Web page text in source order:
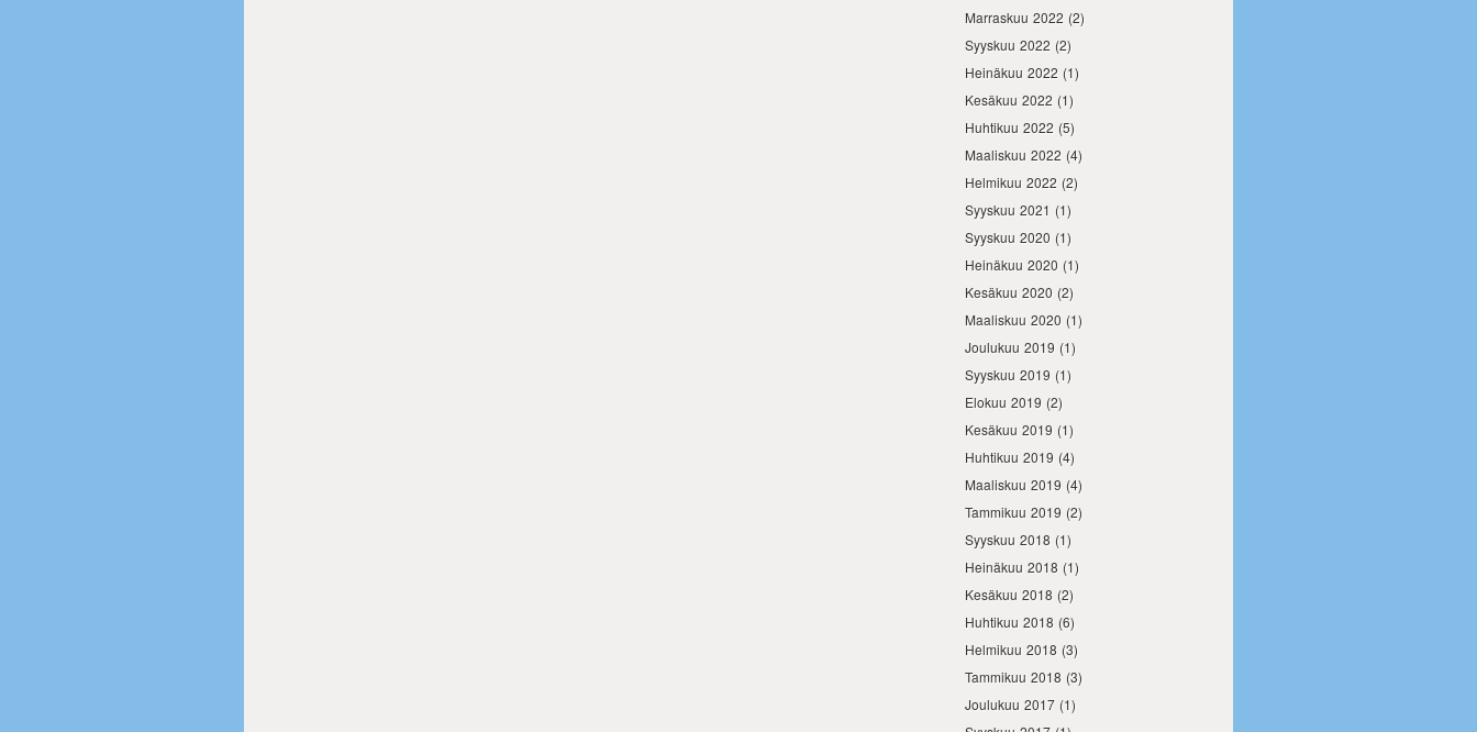
Marraskuu 2022 (2)
Syyskuu 2022 (2)
Heinäkuu 2022 (1)
Kesäkuu 2022 (1)
Huhtikuu 2022 (5)
Maaliskuu 2022 (4)
Helmikuu 2022 (2)
Syyskuu 2021 (1)
Syyskuu 2020 (1)
Heinäkuu 2020 (1)
Kesäkuu 2020 (2)
Maaliskuu 2020 (1)
Joulukuu 2019 (1)
Syyskuu 2019 (1)
Elokuu 2019 (2)
Kesäkuu 2019 (1)
Huhtikuu 2019 (4)
Maaliskuu 2019 (4)
Tammikuu 2019 (2)
Syyskuu 2018 (1)
Heinäkuu 2018 (1)
Kesäkuu 2018 (2)
Huhtikuu 2018 (6)
Helmikuu 2018 (3)
Tammikuu 2018 (3)
Joulukuu 2017 (1)